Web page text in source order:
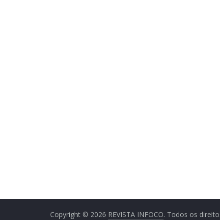
Copyright © 2026 REVISTA INFOCO. Todos os